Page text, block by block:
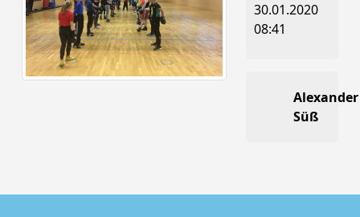
30.01.2020
08:41
Alexander
Süß